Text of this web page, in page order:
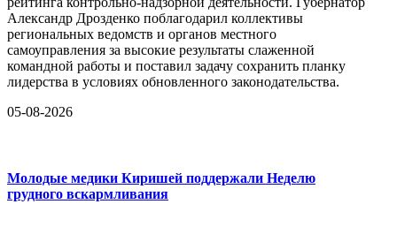
Александр Дрозденко поблагодарил коллективы
региональных ведомств и органов местного
самоуправления за высокие результаты слаженной
командной работы и поставил задачу сохранить планку
лидерства в условиях обновленного законодательства.
05-08-2026
Молодые медики Киришей поддержали Неделю
грудного вскармливания